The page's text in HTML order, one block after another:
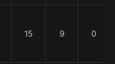
15 9 0